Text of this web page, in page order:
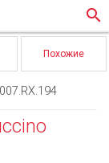
search
Похожие